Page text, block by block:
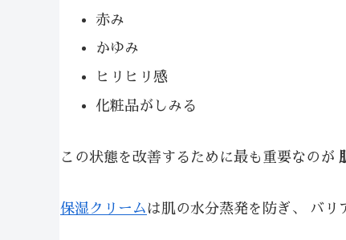
赤み
かゆみ
ヒリヒリ感
化粧品がしみる
この状態を改善するために最も重要なのが
保湿クリーム は肌の水分蒸発を防ぎ、 バリ